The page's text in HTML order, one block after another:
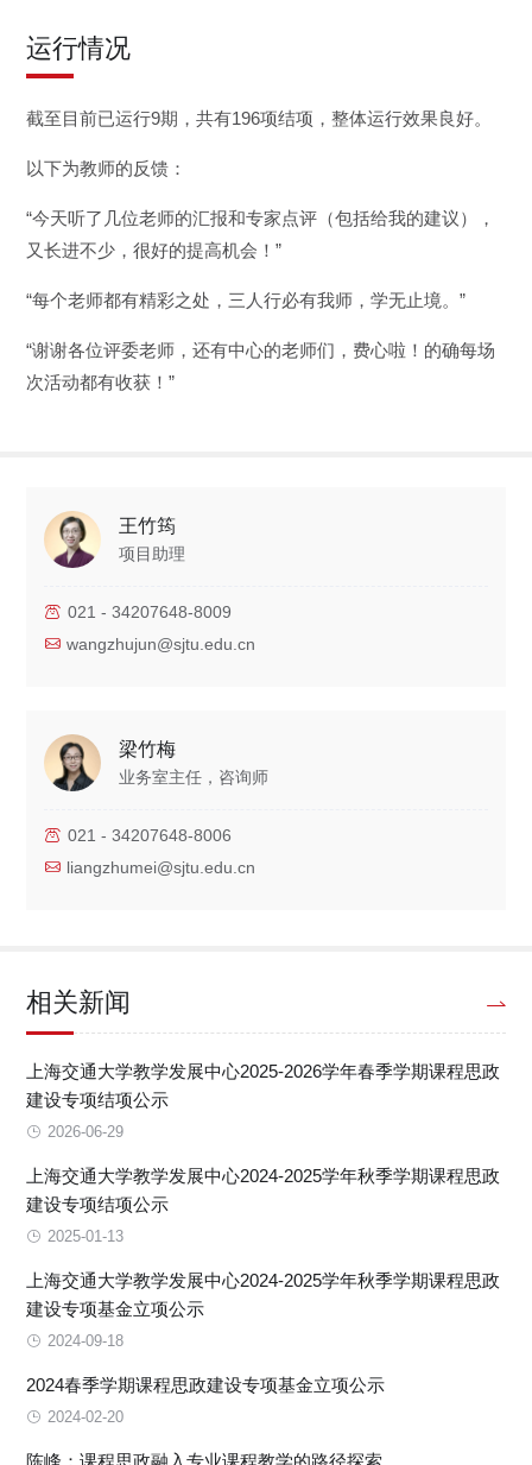
运行情况
截至目前已运行9期，共有196项结项，整体运行效果良好。
以下为教师的反馈：
“今天听了几位老师的汇报和专家点评（包括给我的建议），
又长进不少，很好的提高机会！”
“每个老师都有精彩之处，三人行必有我师，学无止境。”
“谢谢各位评委老师，还有中心的老师们，费心啦！的确每场
次活动都有收获！”
王竹筠
项目助理
021 - 34207648-8009
wangzhujun@sjtu.edu.cn
梁竹梅
业务室主任，咨询师
021 - 34207648-8006
liangzhumei@sjtu.edu.cn
相关新闻
上海交通大学教学发展中心2025-2026学年春季学期课程思政
建设专项结项公示
2026-06-29
上海交通大学教学发展中心2024-2025学年秋季学期课程思政
建设专项结项公示
2025-01-13
上海交通大学教学发展中心2024-2025学年秋季学期课程思政
建设专项基金立项公示
2024-09-18
2024春季学期课程思政建设专项基金立项公示
2024-02-20